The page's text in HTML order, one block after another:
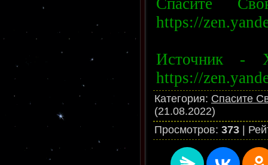
https://
Источник -
https://
Категория: Спасите
(21.08.2022)
Просмотров: 373 |